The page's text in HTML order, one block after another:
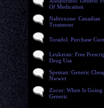
Of Medication
Naltrexone: Canadian
Treatment
Toradol: Purchase
Leukeran: Free
Drug Usa
Speman: Generic
Nwwvt
Zocor: When Is Going
Generic